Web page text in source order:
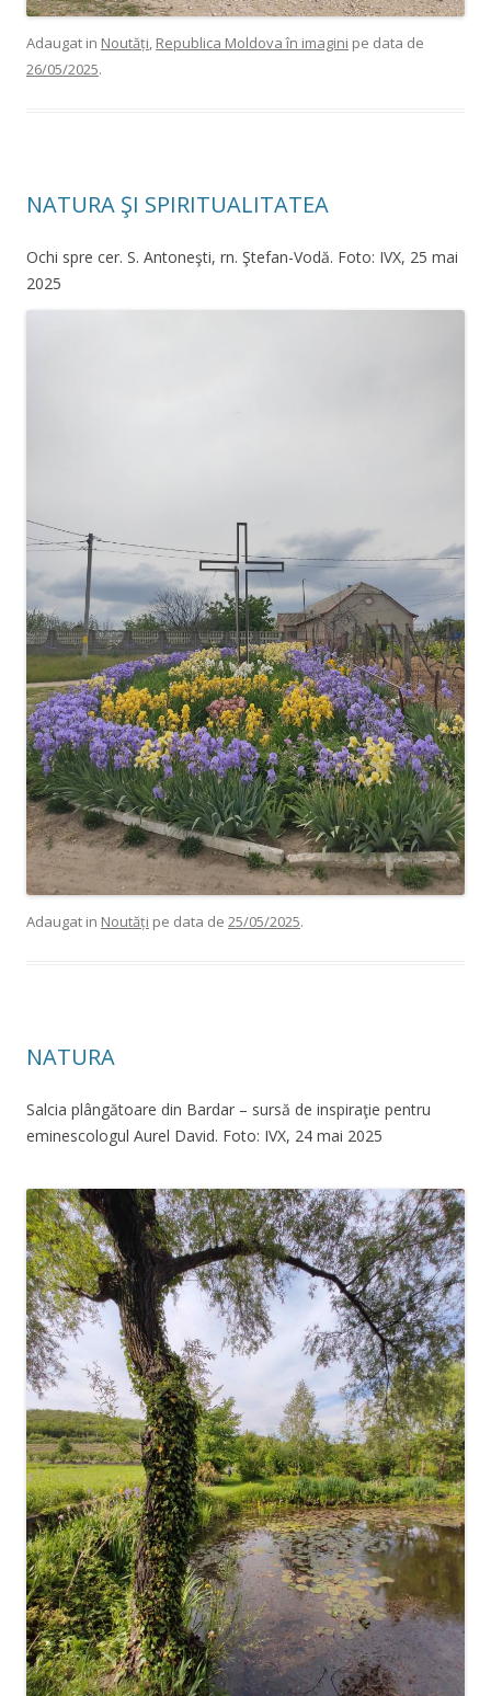
Adaugat in Noutăți, Republica Moldova în imagini pe data de
26/05/2025.
NATURA ŞI SPIRITUALITATEA
Ochi spre cer. S. Antoneşti, rn. Ştefan-Vodă. Foto: IVX, 25 mai
2025
Adaugat in Noutăți pe data de 25/05/2025.
NATURA
Salcia plângătoare din Bardar – sursă de inspiraţie pentru
eminescologul Aurel David. Foto: IVX, 24 mai 2025